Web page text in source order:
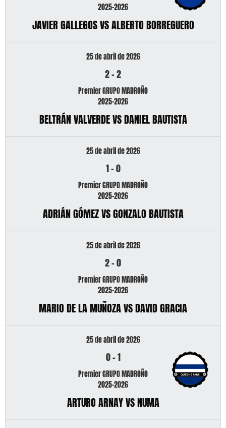
2025-2026
JAVIER GALLEGOS VS ALBERTO BORREGUERO
25 de abril de 2026
2-2
Premier GRUPO MADROÑO
2025-2026
BELTRÁN VALVERDE VS DANIEL BAUTISTA
25 de abril de 2026
1-0
Premier GRUPO MADROÑO
2025-2026
ADRIÁN GÓMEZ VS GONZALO BAUTISTA
25 de abril de 2026
2-0
Premier GRUPO MADROÑO
2025-2026
MARIO DE LA MUÑOZA VS DAVID GRACIA
25 de abril de 2026
0-1
Premier GRUPO MADROÑO
2025-2026
ARTURO ARNAY VS NUMA